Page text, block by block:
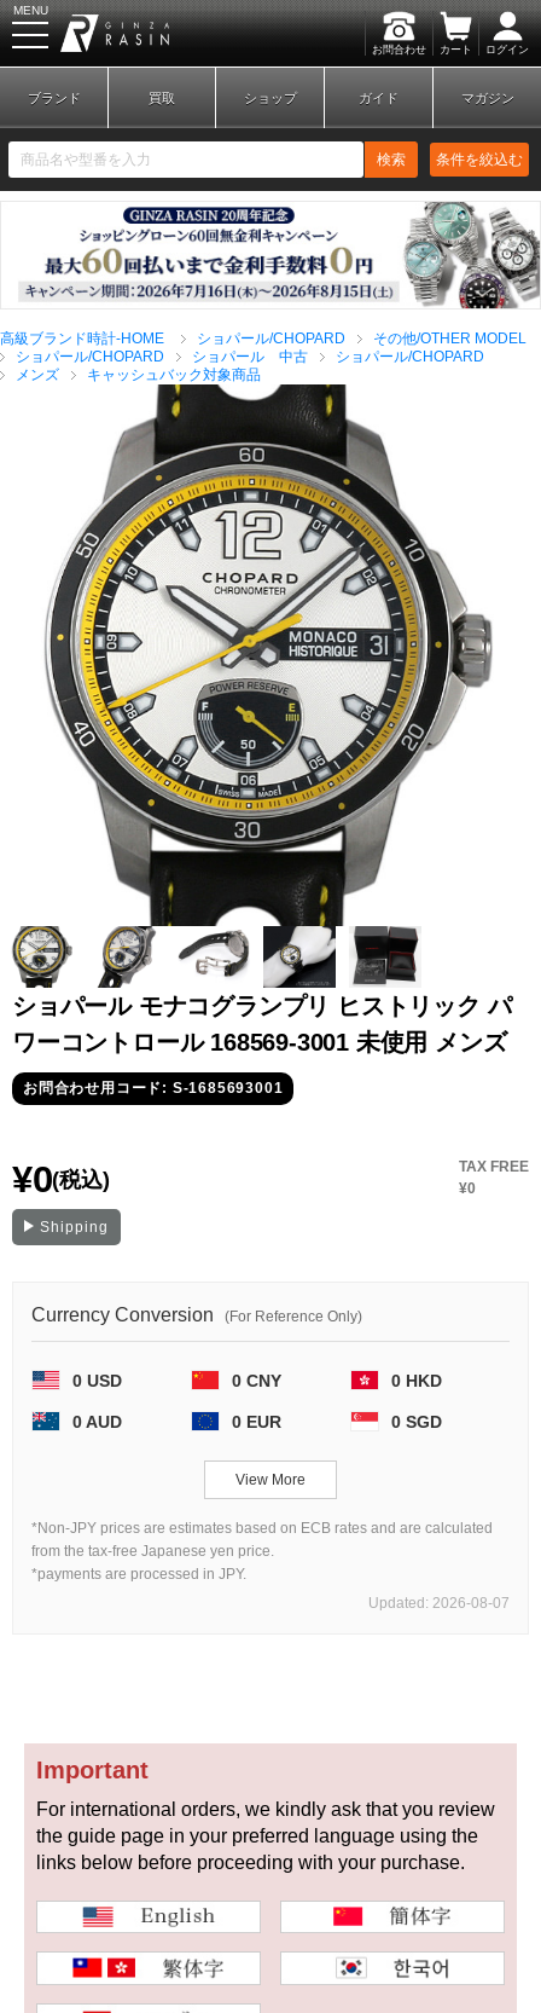
お問合わせ カート ログイン
MENU
新規会員登録 ログイン
ブランドから探す
全てのブランドを見
る
ロレックス
パテック
フィリップ
オーデマピゲ ウブロ
グランド
セイコー
IWC
ヴァシュロン
コンスタンタン
チューダー
商品の状態から探す
中古品
SALE
ご利用ガイド
GINZA RASINのプレミアムクオリティについて
送料・お支払方法
ブランド 買取 ショップ ガイド マガジン
検索 条件を絞込む
高級ブランド時計-HOME ショパール/CHOPARD
その他/OTHER MODEL
ショパール/CHOPARD
ショパール 中古
ショパール/CHOPARD
メンズ
キャッシュバック対象商品
ショパール モナコグランプリ ヒストリック パ
ワーコントロール 168569-3001 未使用 メンズ
お問合わせ用コード: S-1685693001
¥0(税込)
TAX FREE
¥0
Shipping
Currency Conversion (For Reference Only)
0 USD 0 CNY 0 HKD
0 AUD 0 EUR 0 SGD
View More
*Non-JPY prices are estimates based on ECB rates and are calculated
from the tax-free Japanese yen price.
*payments are processed in JPY.
Updated: 2026-08-07
Important
For international orders, we kindly ask that you review
the guide page in your preferred language using the
links below before proceeding with your purchase.